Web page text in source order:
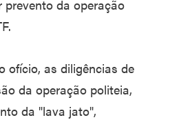
prevento da operação
ofício, as diligências de
da operação politeia,
da "lava jato",